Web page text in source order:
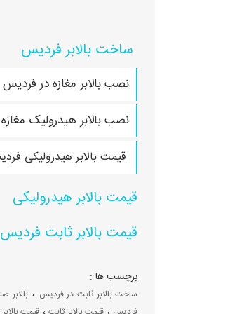
ساخت بالابر فردیس
نصب بالابر مغازه در فردیس
نصب بالابر هیدرولیک
قیمت بالابر هیدرولیکی
قیمت بالابر هیدرولیکی
قیمت بالابر ثابت فردیس
برچسب ها :
ساخت بالابر ثابت در فردیس ، بالابر